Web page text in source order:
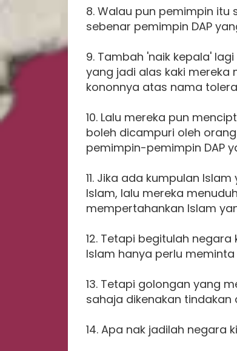
8. Walau pun pemimpin
sebenar pemimpin DAP
9. Tambah 'naik kepala'
yang jadi alas kaki mereka
kononnya atas nama
10. Lalu mereka pun
boleh dicampuri oleh
pemimpin-pemimpin DAP
11. Jika ada kumpulan
Islam, lalu mereka
mempertahankan Islam
12. Tetapi begitulah
Islam hanya perlu
13. Tetapi golongan yang
sahaja dikenakan
14. Apa nak jadilah negara